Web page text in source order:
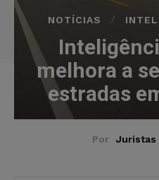
NOTÍCIAS
melhora a
estradas
Por Juristas